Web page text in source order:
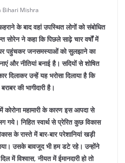
Bihari Mishra
के बाद वहां उपस्थित लोगों को संबोधित
सोरेन ने कहा कि पिछले साढ़े चार वर्षों में
पहुंचकर जनसमस्याओं को सुलझाने का
और नीतियां बनाई है। सदियों से शोषित
दिलाकर उन्हें यह भरोसा दिलाया है कि
की भागीदारी है।
कोरोना महामारी के कारण इस आपदा से
निहित स्वार्थ से प्रेरित कुछ विकास
के रास्ते में बार-बार परेशानियां खड़ी
उसके बावजूद भी हम डटे रहे। उन्होंने
में विश्वास, नीयत में ईमानदारी हो तो